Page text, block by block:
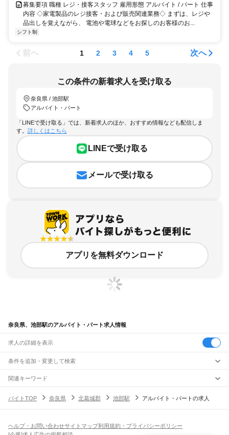
募集要項 職種 レジ・接客スタッフ 雇用形態 アルバイト / パート 仕事
内容 ◇家電製品のレジ接客・および販売関連業務◇ まずは、レジや
品出しを覚えながら、 電池や電球などをお探しのお客様のお...
シフト制
前へ 1 2 3 4 5 次へ
この条件の新着求人を受け取る
奈良県 / 池部駅
アルバイト・パート
「LINEで受け取る」では、新着求人のほか、おすすめ情報なども配信しま
す。 詳しくはこちら
LINEで受け取る
メールで受け取る
アプリを無料ダウンロード
奈良県、池部駅のアルバイト・パート求人情報
求人の詳細を表示
条件を追加・変更して検索
市区町村を追加・変更
奈良県すべて
駅を追加・変更
平城山駅奈良駅 郡山駅 大和小泉駅法隆寺駅 王寺駅 三郷駅
飲食・フードサービス
特徴を追加・変更
関連キーワード
バイトTOP
奈良県 北葛城郡 池部駅 アルバイト・パートの求人
ヘルプ・お問い合わせサイトマップ利用規約・プライバシーポリシー